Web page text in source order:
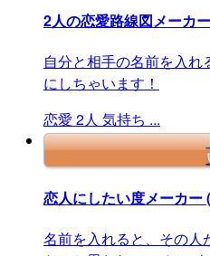
2人の恋愛路線図メーカー
自分と相手の名前を入
にしちゃいます！
恋愛 2人 気持ち ...
恋人にしたい度メーカー
名前を入れると、その人